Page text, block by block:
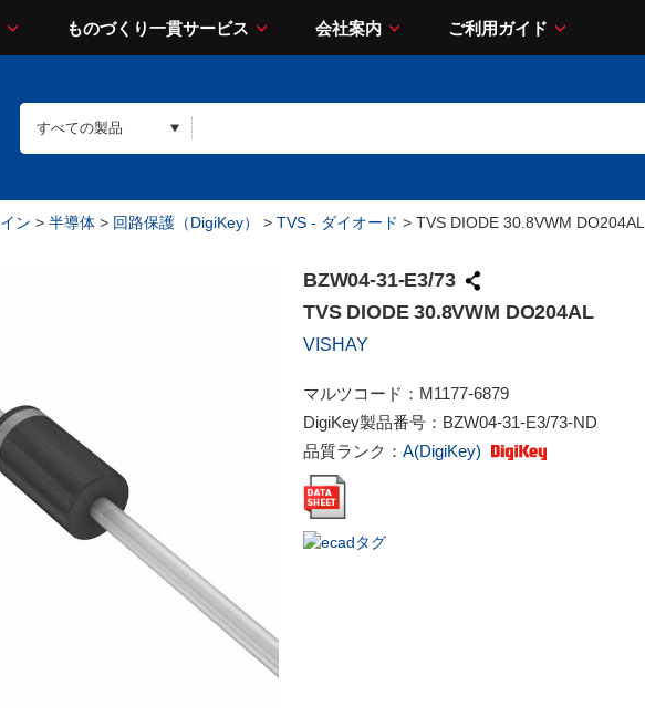
ものづくり一貫サービス 会社案内 ご利用ガイド
ン > 半導体 > 回路保護（DigiKey） > TVS - ダイオード > TVS DIODE 30.8VWM DO204AL
BZW04-31-E3/73
TVS DIODE 30.8VWM DO204AL
VISHAY
マルツコード： M1177-6879
DigiKey製品番号： BZW04-31-E3/73-ND
品質ランク： A(DigiKey)